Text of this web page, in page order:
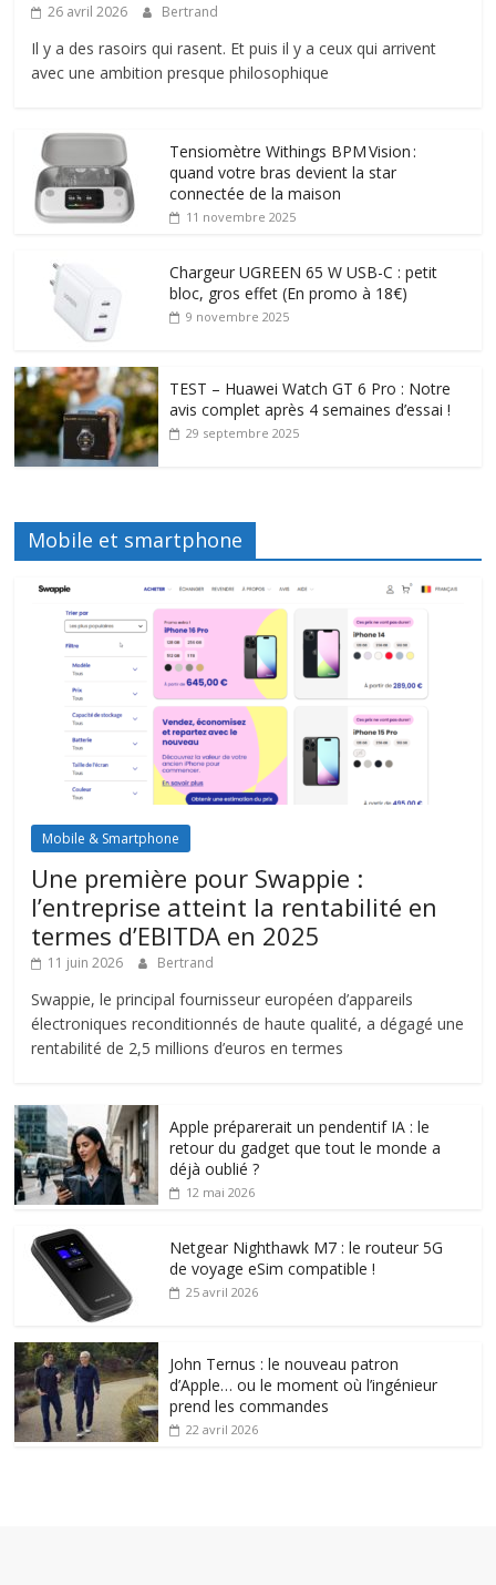
26 avril 2026 Bertrand
Il y a des rasoirs qui rasent. Et puis il y a ceux qui arrivent
avec une ambition presque philosophique
Tensiomètre Withings BPM Vision :
quand votre bras devient la star
connectée de la maison
11 novembre 2025
Chargeur UGREEN 65 W USB-C : petit
bloc, gros effet (En promo à 18€)
9 novembre 2025
TEST – Huawei Watch GT 6 Pro : Notre
avis complet après 4 semaines d’essai !
29 septembre 2025
Mobile et smartphone
Mobile & Smartphone
Une première pour Swappie :
l’entreprise atteint la rentabilité en
termes d’EBITDA en 2025
11 juin 2026 Bertrand
Swappie, le principal fournisseur européen d’appareils
électroniques reconditionnés de haute qualité, a dégagé une
rentabilité de 2,5 millions d’euros en termes
Apple préparerait un pendentif IA : le
retour du gadget que tout le monde a
déjà oublié ?
12 mai 2026
Netgear Nighthawk M7 : le routeur 5G
de voyage eSim compatible !
25 avril 2026
John Ternus : le nouveau patron
d’Apple… ou le moment où l’ingénieur
prend les commandes
22 avril 2026